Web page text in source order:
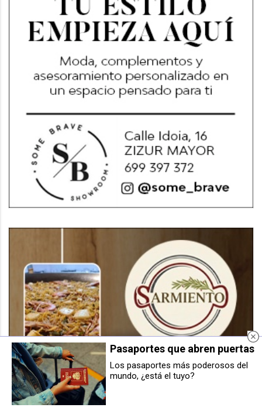
Berriozar busca voluntarios para
colaborar en la suelta de vaquillas
de sus fiestas patronales
Berrioplano lanza ocho talleres
Pasaportes que abren puertas
Los pasaportes más poderosos del
mundo, ¿está el tuyo?